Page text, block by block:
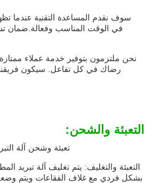
سوف نقدم المساعدة التقنية عندما
في الوقت المناسب وفعالة.ضمان
نحن ملتزمون بتوفير خدمة عملاء
رضاك في كل تفاعل. سيكون
التعبئة والشحن:
تعبئة وشحن آلة
التعبئة والتغليف: يتم تغليف آلة تبريد
بشكل فردي مع غلاف الفقاعات ويتم